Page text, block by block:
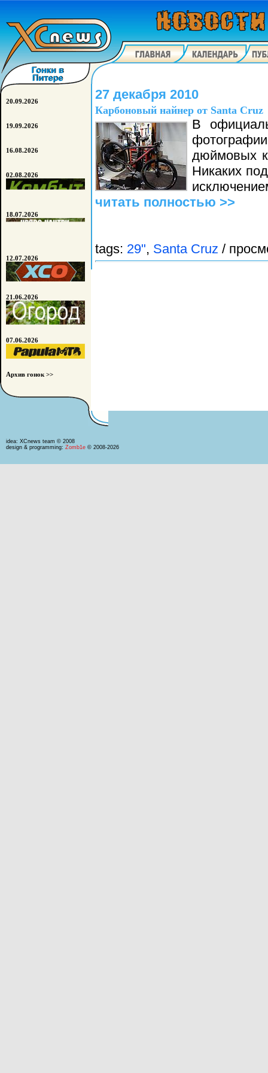
27 декабря 2010
Карбоновый найнер от Santa Cruz
В
дюймовых
Никаких
читать полностью >>
tags: 29", Santa Cruz /
20.09.2026
19.09.2026
16.08.2026
02.08.2026
18.07.2026
12.07.2026
21.06.2026
07.06.2026
Архив гонок >>
idea: XCnews team © 2008
design & programming: Zomb1e © 2008-2026